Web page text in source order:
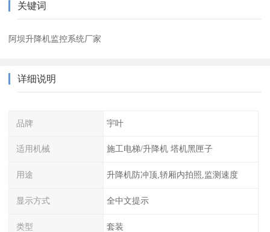
关键词
阿坝升降机监控系统厂家
详细说明
品牌 宇叶
适用机械 施工电梯/升降机 塔机黑匣子
用途 升降机防冲顶,轿厢内拍照,监测速度
显示方式 全中文提示
类型 套装